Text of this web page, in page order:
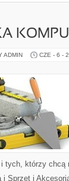
ADMIN CZE - 6 -
tych, którzy chcą
i Sprzęt i